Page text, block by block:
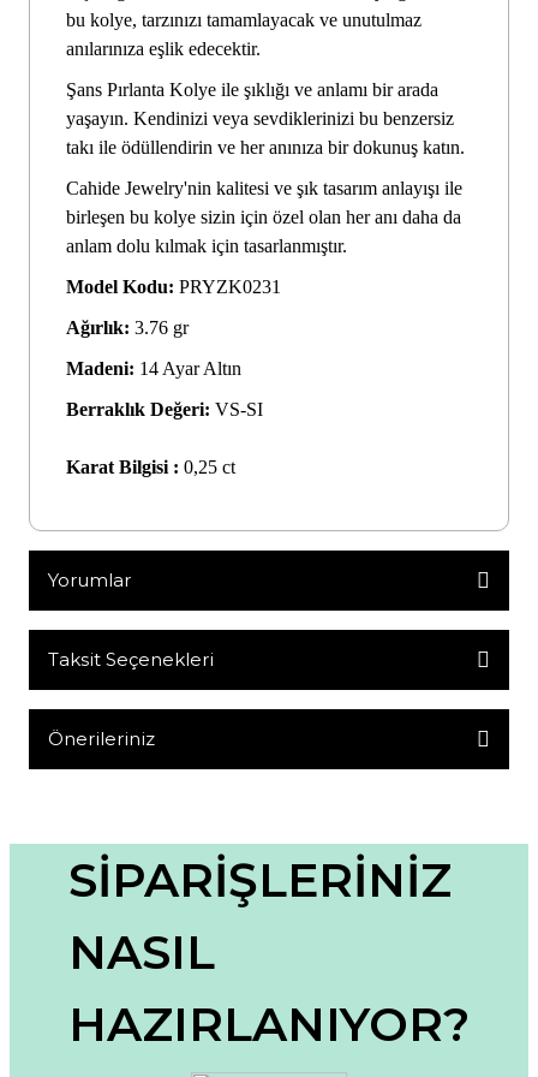
bu kolye, tarzınızı tamamlayacak ve unutulmaz
anılarınıza eşlik edecektir.
Şans Pırlanta Kolye ile şıklığı ve anlamı bir arada
yaşayın. Kendinizi veya sevdiklerinizi bu benzersiz
takı ile ödüllendirin ve her anınıza bir dokunuş katın.
Cahide Jewelry'nin kalitesi ve şık tasarım anlayışı ile
birleşen bu kolye sizin için özel olan her anı daha da
anlam dolu kılmak için tasarlanmıştır.
Model Kodu: PRYZK0231
Ağırlık: 3.76 gr
Madeni: 14 Ayar Altın
Berraklık Değeri: VS-SI
Karat Bilgisi : 0,25 ct
Yorumlar
Bu ürüne ilk yorumu siz yapın!
Taksit Seçenekleri
Önerileriniz
Görüş ve önerileriniz için teşekkür ederiz.
Ürün resmi kalitesiz, bozuk veya görüntülenemiyor.
Ürün açıklamasında eksik bilgiler bulunuyor.
Ürün fiyatı diğer sitelerden daha pahalı.
Bu ürüne benzer farklı alternatifler olmalı.
SİPARİŞLERİNİZ
NASIL
HAZIRLANIYOR?